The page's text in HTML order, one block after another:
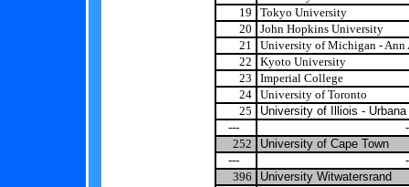
19
Tokyo University
20
John Hopkins University
21
University of Michigan - Ann
22
Kyoto University
23
Imperial College
24
University of Toronto
25
University of Illiois - Urbana
---
252
University of Cape Town
---
396
University Witwatersrand